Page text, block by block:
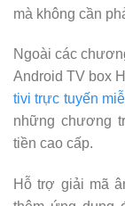
mà không cần
Ngoài các
Android TV box
tivi trực tuyến
những chương
tiền cao cấp.
Hỗ trợ giải mã